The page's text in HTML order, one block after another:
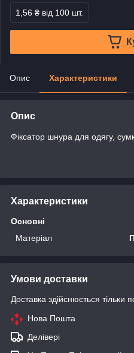
1,56 ₴ від 100 шт.
Опис Характеристики
Опис
Фіксатор шнура для одягу,
Характеристики
Основні
Матеріал
Умови доставки
Доставка здійснюється тільки
Нова Пошта
Делівері